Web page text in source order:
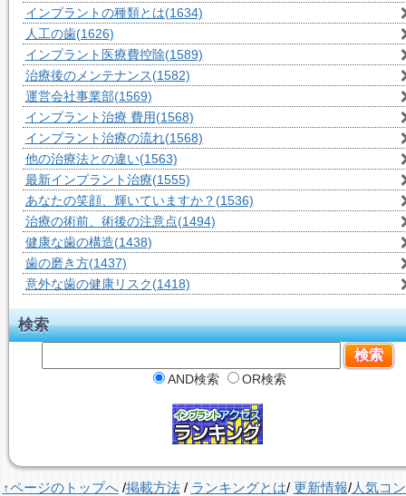
インプラントの種類とは(1634)
人工の歯(1626)
インプラント医療費控除(1589)
治療後のメンテナンス(1582)
運営会社事業部(1569)
インプラント治療 費用(1568)
インプラント治療の流れ(1568)
他の治療法との違い(1563)
最新インプラント治療(1555)
あなたの笑顔、輝いていますか？ (1536)
治療の術前、術後の注意点(1494)
健康な歯の構造(1438)
歯の磨き方(1437)
意外な歯の健康リスク(1418)
検索
AND検索 OR検索
↑ページのトップへ/掲載方法/ ランキングとは/ 更新情報/人気コ